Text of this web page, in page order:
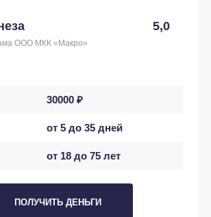
5,0
ООО МКК «Макро»
30000 ₽
от 5 до 35 дней
от 18 до 75 лет
ПОЛУЧИТЬ ДЕНЬГИ